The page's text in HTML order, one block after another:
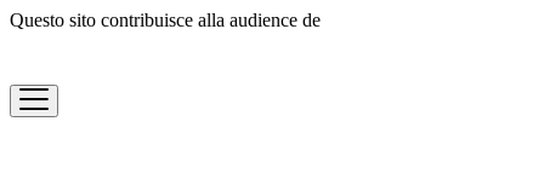
Questo sito contribuisce alla audience de